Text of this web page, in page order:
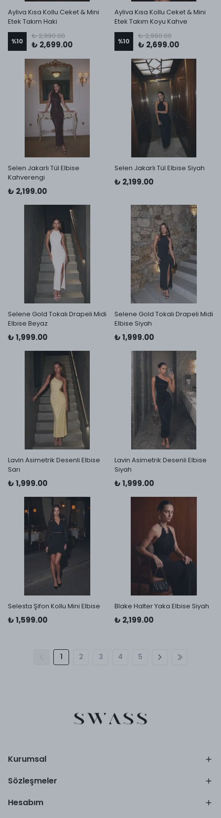
Ayliva Kısa Kollu Ceket & Mini
Etek Takım Haki
%10
₺ 2,990.00
₺ 2,699.00
Ayliva Kısa Kollu Ceket & Mini
Etek Takım Koyu Kahve
%10
₺ 2,990.00
₺ 2,699.00
Selen Jakarlı Tül Elbise
Kahverengi
₺ 2,199.00
Selen Jakarlı Tül Elbise Siyah
₺ 2,199.00
Selene Gold Tokalı Drapeli Midi
Elbise Beyaz
₺ 1,999.00
Selene Gold Tokalı Drapeli Midi
Elbise Siyah
₺ 1,999.00
Lavin Asimetrik Desenli Elbise
Sarı
₺ 1,999.00
Lavin Asimetrik Desenli Elbise
Siyah
₺ 1,999.00
Selesta Şifon Kollu Mini Elbise
₺ 1,599.00
Blake Halter Yaka Elbise Siyah
₺ 2,199.00
1 2 3 4 5
Kurumsal
Sözleşmeler
Hesabım